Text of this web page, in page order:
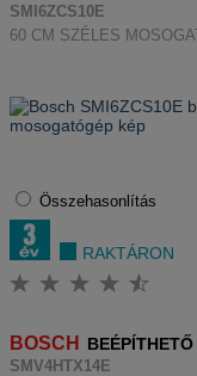
SMI6ZCS10E
60 CM SZÉLES
Összehasonlítás
RAKTÁRON
BOSCH
SMV4HTX14E